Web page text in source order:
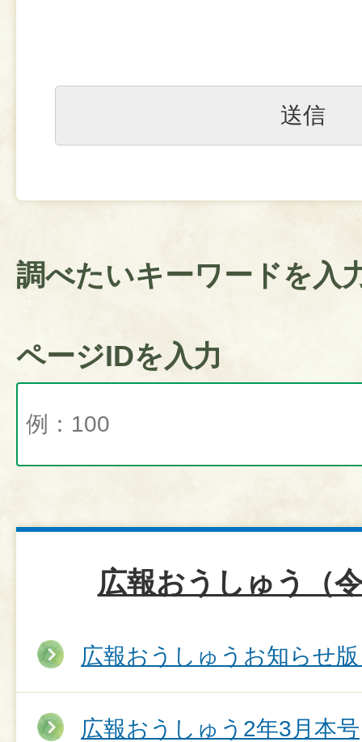
調べたいキーワードを入
ページIDを入力
広報おうしゅう（
広報おうしゅうお知らせ
広報おうしゅう2年3月本号